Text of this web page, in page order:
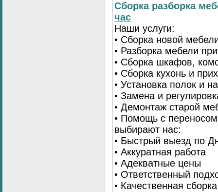
Сборка разборка
час
Наши услуги:
• Сборка новой
• Разборка мебели
• Сборка шкафов,
• Сборка кухонь и
• Установка полок и
• Замена и
• Демонтаж старой
• Помощь с
выбирают нас:
• Быстрый выезд по
• Аккуратная работа
• Адекватные цены
• Ответственный
• Качественная